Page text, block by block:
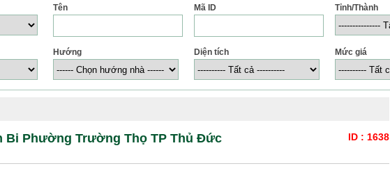
Tên Mã ID Tỉnh/Thành
Hướng Diện tích Mức giá
Bi Phường Trường Thọ TP Thủ Đức ID : 1638